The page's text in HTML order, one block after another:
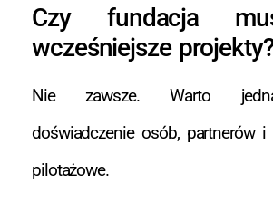
Czy fundacja
wcześniejsze
Nie zawsze. Warto
doświadczenie osób, partnerów i
pilotażowe.